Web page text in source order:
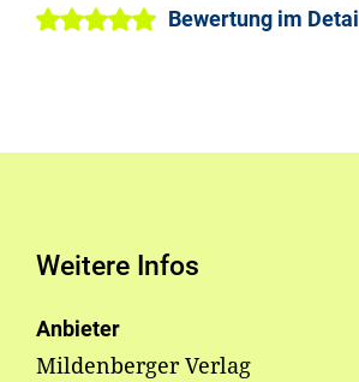
Bewertung im Detail
Weitere Infos
Anbieter
Mildenberger Verlag